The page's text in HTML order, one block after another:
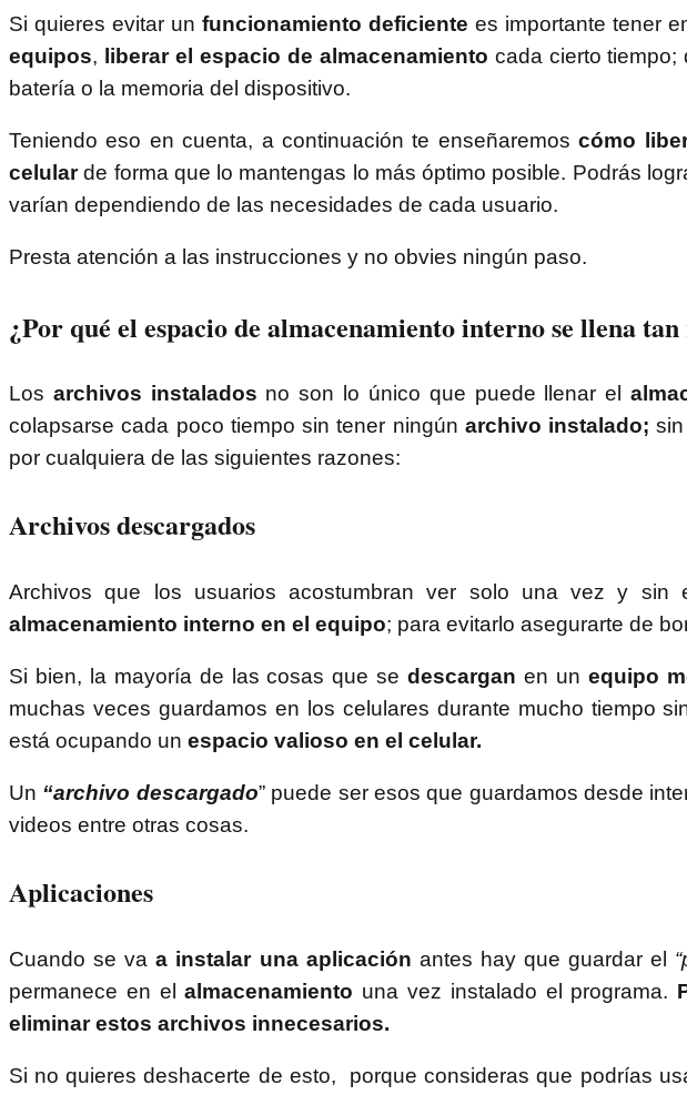
Si quieres evitar un funcionamiento deficiente es importante tener
equipos, liberar el espacio de almacenamiento cada cierto tiempo;
batería o la memoria del dispositivo.
Teniendo eso en cuenta, a continuación te enseñaremoscómo
celularde forma que lo mantengas lo más óptimo posible. Podrás
varían dependiendo de las necesidades de cada usuario.
Presta atención a las instrucciones y no obvies ningún paso.
¿Por qué el espacio de almacenamiento interno se llena
Los archivos instalados no son lo único que puede llenar el
colapsarse cada poco tiempo sin tener ningún archivo instalado;
por cualquiera de las siguientes razones:
Archivos descargados
Archivos que los usuarios acostumbran ver solo una vez y sin
almacenamiento interno en el equipo; para evitarlo asegurarte de
Si bien, la mayoría de las cosas que sedescargan en un equipo
muchas veces guardamos en los celulares durante mucho tiempo
está ocupando un espacio valioso en el celular.
Un “archivo descargado” puede ser esos que guardamos desde
videos entre otras cosas.
Aplicaciones
Cuando se vaa instalar una aplicación antes hay que guardar el
permanece en elalmacenamiento una vez instalado el programa.
eliminar estos archivos innecesarios.
Si no quieres deshacerte de esto, porque consideras que podrías